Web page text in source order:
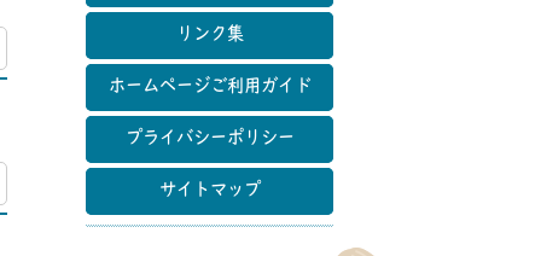
リンク集
ホームページご利用ガイド
プライバシーポリシー
サイトマップ